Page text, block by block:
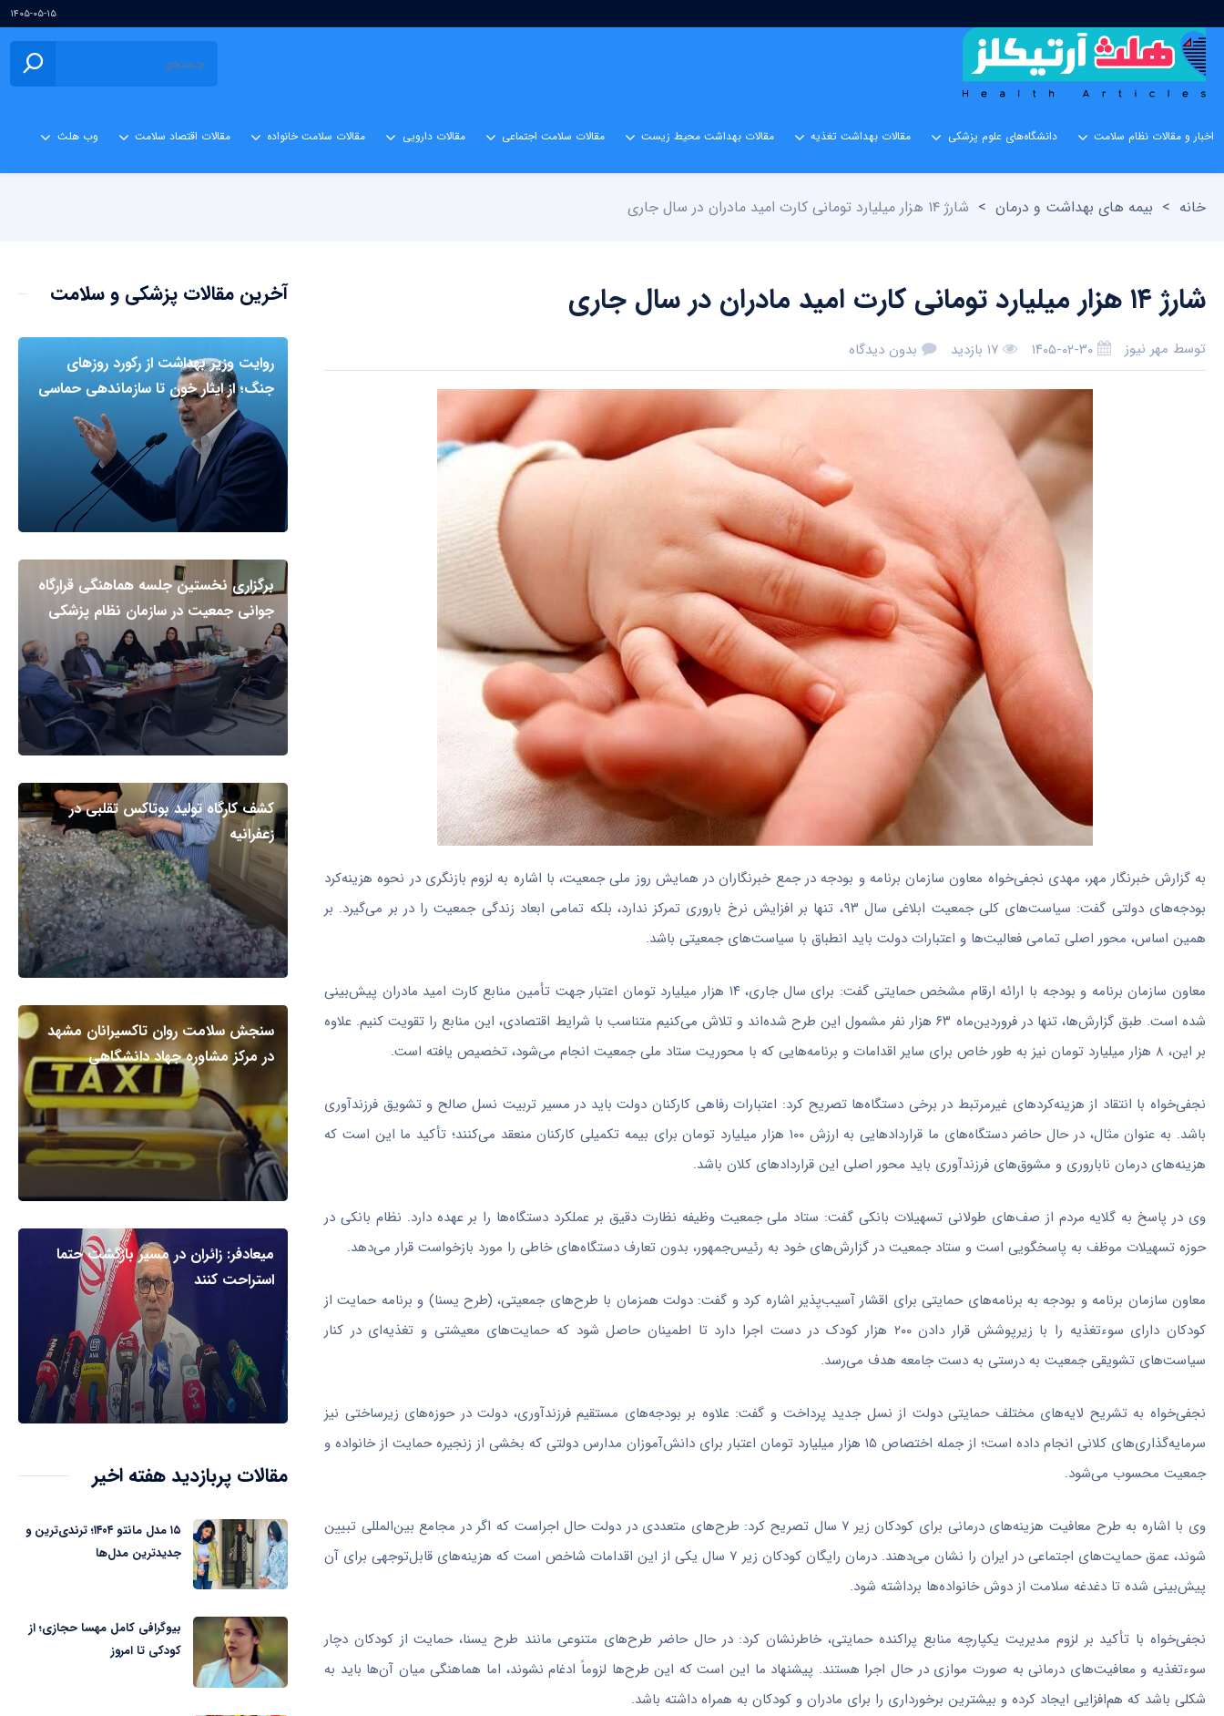
۱۴۰۵-۰۵-۱۵
اخبار و مقالات نظام سلامت دانشگاه‌های علوم پزشکی مقالات بهداشت تغذیه مقالات بهداشت محیط زیست مقالات سلامت اجتماعی مقالات دارویی مقالات سلامت خانواده مقالات اقتصاد سلامت وب هلث
خانه > بیمه های بهداشت و درمان > شارژ ۱۴ هزار میلیارد تومانی کارت امید مادران در سال جاری
شارژ ۱۴ هزار میلیارد تومانی کارت امید مادران در سال جاری
توسط مهر نیوز ۱۴۰۵-۰۲-۳۰ ۱۷ بازدید بدون دیدگاه
به گزارش خبرنگار مهر، مهدی نجفی‌خواه معاون سازمان برنامه و بودجه در جمع خبرنگاران در همایش روز ملی جمعیت، با اشاره به لزوم بازنگری در نحوه هزینه‌کرد
بودجه‌های دولتی گفت: سیاست‌های کلی جمعیت ابلاغی سال ۹۳، تنها بر افزایش نرخ باروری تمرکز ندارد، بلکه تمامی ابعاد زندگی جمعیت را در بر می‌گیرد. بر
همین اساس، محور اصلی تمامی فعالیت‌ها و اعتبارات دولت باید انطباق با سیاست‌های جمعیتی باشد.
معاون سازمان برنامه و بودجه با ارائه ارقام مشخص حمایتی گفت: برای سال جاری، ۱۴ هزار میلیارد تومان اعتبار جهت تأمین منابع کارت امید مادران پیش‌بینی
شده است. طبق گزارش‌ها، تنها در فروردین‌ماه ۶۳ هزار نفر مشمول این طرح شده‌اند و تلاش می‌کنیم متناسب با شرایط اقتصادی، این منابع را تقویت کنیم. علاوه
بر این، ۸ هزار میلیارد تومان نیز به طور خاص برای سایر اقدامات و برنامه‌هایی که با محوریت ستاد ملی جمعیت انجام می‌شود، تخصیص یافته است.
نجفی‌خواه با انتقاد از هزینه‌کردهای غیرمرتبط در برخی دستگاه‌ها تصریح کرد: اعتبارات رفاهی کارکنان دولت باید در مسیر تربیت نسل صالح و تشویق فرزندآوری
باشد. به عنوان مثال، در حال حاضر دستگاه‌های ما قراردادهایی به ارزش ۱۰۰ هزار میلیارد تومان برای بیمه تکمیلی کارکنان منعقد می‌کنند؛ تأکید ما این است که
هزینه‌های درمان ناباروری و مشوق‌های فرزندآوری باید محور اصلی این قراردادهای کلان باشد.
وی در پاسخ به گلایه مردم از صف‌های طولانی تسهیلات بانکی گفت: ستاد ملی جمعیت وظیفه نظارت دقیق بر عملکرد دستگاه‌ها را بر عهده دارد. نظام بانکی در
حوزه تسهیلات موظف به پاسخگویی است و ستاد جمعیت در گزارش‌های خود به رئیس‌جمهور، بدون تعارف دستگاه‌های خاطی را مورد بازخواست قرار می‌دهد.
معاون سازمان برنامه و بودجه به برنامه‌های حمایتی برای اقشار آسیب‌پذیر اشاره کرد و گفت: دولت همزمان با طرح‌های جمعیتی، (طرح یسنا) و برنامه حمایت از
کودکان دارای سوءتغذیه را با زیرپوشش قرار دادن ۲۰۰ هزار کودک در دست اجرا دارد تا اطمینان حاصل شود که حمایت‌های معیشتی و تغذیه‌ای در کنار
سیاست‌های تشویقی جمعیت به درستی به دست جامعه هدف می‌رسد.
نجفی‌خواه به تشریح لایه‌های مختلف حمایتی دولت از نسل جدید پرداخت و گفت: علاوه بر بودجه‌های مستقیم فرزندآوری، دولت در حوزه‌های زیرساختی نیز
سرمایه‌گذاری‌های کلانی انجام داده است؛ از جمله اختصاص ۱۵ هزار میلیارد تومان اعتبار برای دانش‌آموزان مدارس دولتی که بخشی از زنجیره حمایت از خانواده و
جمعیت محسوب می‌شود.
وی با اشاره به طرح معافیت هزینه‌های درمانی برای کودکان زیر ۷ سال تصریح کرد: طرح‌های متعددی در دولت حال اجراست که اگر در مجامع بین‌المللی تبیین
شوند، عمق حمایت‌های اجتماعی در ایران را نشان می‌دهند. درمان رایگان کودکان زیر ۷ سال یکی از این اقدامات شاخص است که هزینه‌های قابل‌توجهی برای آن
پیش‌بینی شده تا دغدغه سلامت از دوش خانواده‌ها برداشته شود.
نجفی‌خواه با تأکید بر لزوم مدیریت یکپارچه منابع پراکنده حمایتی، خاطرنشان کرد: در حال حاضر طرح‌های متنوعی مانند طرح یسنا، حمایت از کودکان دچار
سوءتغذیه و معافیت‌های درمانی به صورت موازی در حال اجرا هستند. پیشنهاد ما این است که این طرح‌ها لزوماً ادغام نشوند، اما هماهنگی میان آن‌ها باید به
شکلی باشد که هم‌افزایی ایجاد کرده و بیشترین برخورداری را برای مادران و کودکان به همراه داشته باشد.
آخرین مقالات پزشکی و سلامت
روایت وزیر بهداشت از رکورد روزهای
جنگ؛ از ایثار خون تا سازماندهی حماسی
برگزاری نخستین جلسه هماهنگی قرارگاه
جوانی جمعیت در سازمان نظام پزشکی
کشف کارگاه تولید بوتاکس تقلبی در
زعفرانیه
سنجش سلامت روان تاکسیرانان مشهد
در مرکز مشاوره جهاد دانشگاهی
میعادفر: زائران در مسیر بازگشت حتما
استراحت کنند
مقالات پربازدید هفته اخیر
۱۵ مدل مانتو ۱۴۰۴؛ ترندی‌ترین و
جدیدترین مدل‌ها
بیوگرافی کامل مهسا حجازی؛ از
کودکی تا امروز